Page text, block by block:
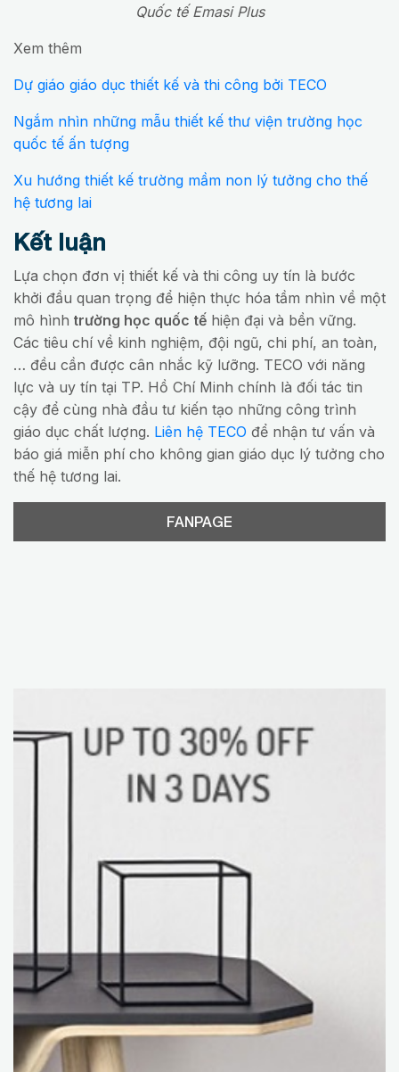
Quốc tế Emasi Plus
Xem thêm
Dự giáo giáo dục thiết kế và thi công bởi TECO
Ngắm nhìn những mẫu thiết kế thư viện trường học
quốc tế ấn tượng
Xu hướng thiết kế trường mầm non lý tưởng cho thế
hệ tương lai
Kết luận
Lựa chọn đơn vị thiết kế và thi công uy tín là bước
khởi đầu quan trọng để hiện thực hóa tầm nhìn về một
mô hình trường học quốc tế hiện đại và bền vững.
Các tiêu chí về kinh nghiệm, đội ngũ, chi phí, an toàn,
… đều cần được cân nhắc kỹ lưỡng. TECO với năng
lực và uy tín tại TP. Hồ Chí Minh chính là đối tác tin
cậy để cùng nhà đầu tư kiến tạo những công trình
giáo dục chất lượng. Liên hệ TECO để nhận tư vấn và
báo giá miễn phí cho không gian giáo dục lý tưởng cho
thế hệ tương lai.
FANPAGE